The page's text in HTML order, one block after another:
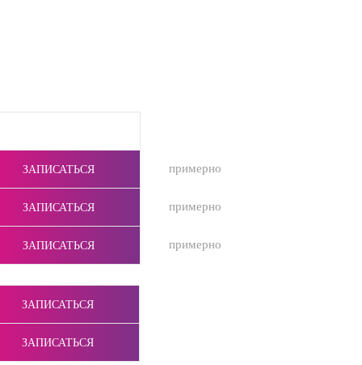
ЗАПИСАТЬСЯ примерно
ЗАПИСАТЬСЯ примерно
ЗАПИСАТЬСЯ примерно
ЗАПИСАТЬСЯ
ЗАПИСАТЬСЯ